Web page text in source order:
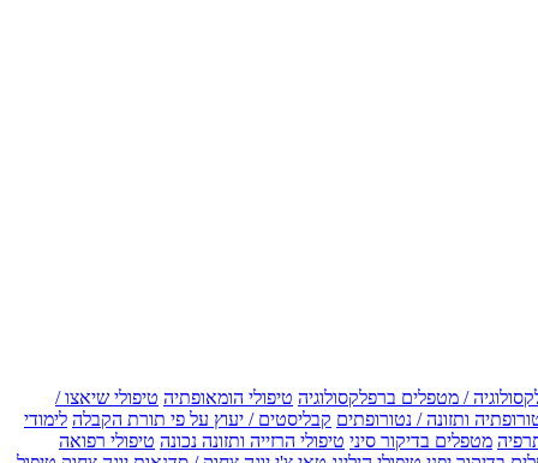
/ מטפלים ברפלקסולוגיה טיפולי הומאופתיה טיפולי שיאצו /
ותזונה / נטורופתים קבליסטים / יעוץ על פי תורת הקבלה לימודי
מטפלים בדיקור סיני טיפולי הרזייה ותזונה נכונה טיפולי רפואה